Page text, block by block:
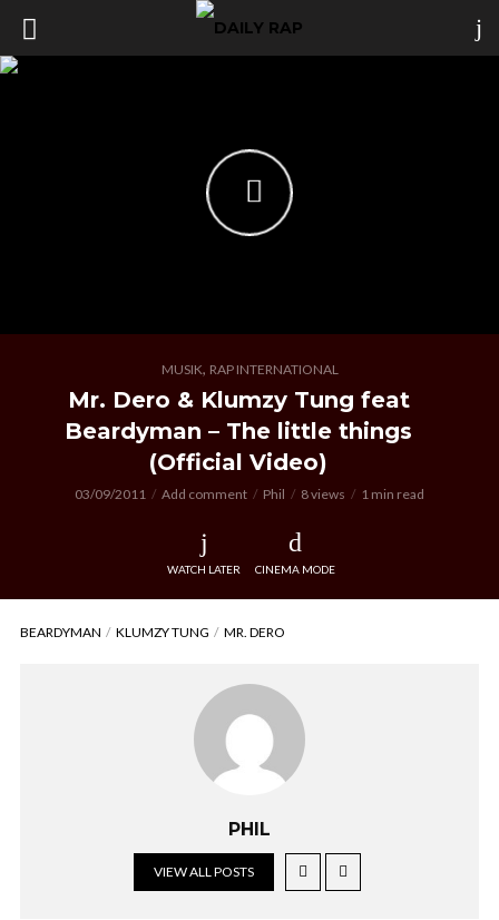
MUSIK, RAP INTERNATIONAL
Mr. Dero & Klumzy Tung feat
Beardyman – The little things
(Official Video)
03/09/2011 Add comment Phil 8 views 1 min read
WATCH LATER CINEMA MODE
BEARDYMAN KLUMZY TUNG MR. DERO
PHIL
VIEW ALL POSTS